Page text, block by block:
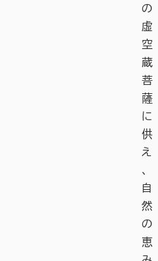
の
虚
空
蔵
菩
薩
に
供
え
、
自
然
の
恵